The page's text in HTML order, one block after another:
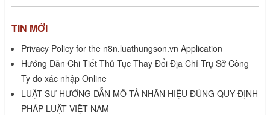
TIN MỚI
Privacy Policy for the n8n.luathungson.vn Application
Hướng Dẫn Chi Tiết Thủ Tục Thay Đổi Địa Chỉ Trụ Sở Công
Ty do xác nhập Online
LUẬT SƯ HƯỚNG DẪN MÔ TẢ NHÃN HIỆU ĐÚNG QUY ĐỊNH
PHÁP LUẬT VIỆT NAM